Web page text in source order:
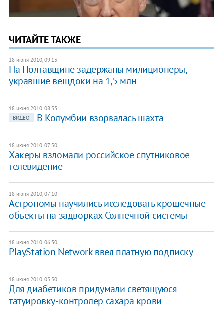
ЧИТАЙТЕ ТАКЖЕ
18 июня 2010, 09:13
На Полтавщине задержаны милиционеры,
укравшие вещдоки на 1,5 млн
18 июня 2010, 08:53
ВИДЕО
В Колумбии взорвалась шахта
18 июня 2010, 07:50
Хакеры взломали российское спутниковое
телевидение
18 июня 2010, 07:10
Астрономы научились исследовать крошечные
объекты на задворках Солнечной системы
18 июня 2010, 06:30
PlayStation Network ввел платную подписку
18 июня 2010, 05:50
Для диабетиков придумали светящуюся
татуировку-контролер сахара крови